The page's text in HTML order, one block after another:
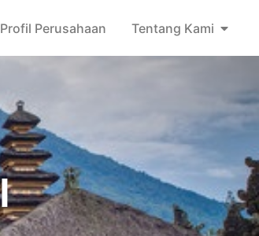
Profil Perusahaan Tentang Kami